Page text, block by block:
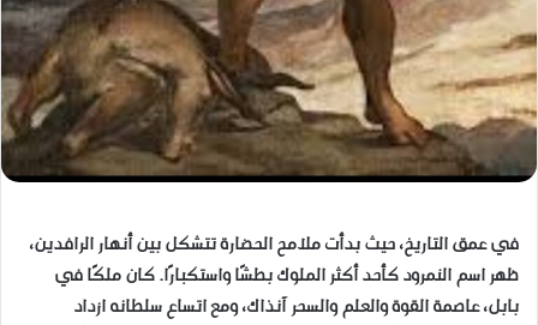
في عمق التاريخ، حيث بدأت ملامح الحضارة تتشكل بين أنهار الرافدين،
ظهر اسم النمرود كأحد أكثر الملوك بطشًا واستكبارًا. كان ملكًا في
بابل، عاصمة القوة والعلم والسحر آنذاك، ومع اتساع سلطانه ازداد